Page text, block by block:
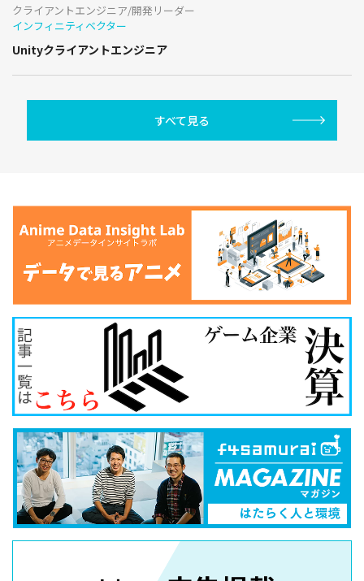
クライアントエンジニア/開発リーダー
インフィニティベクター
Unityクライアントエンジニア
すべて見る